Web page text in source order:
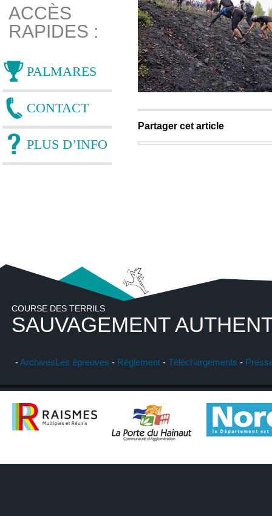
ACCÈS
RAPIDES :
PALMARES
CONTACT
PLUS D’INFO
Partager cet article
COURSE DES TERRILS
SAUVAGEMENT
-ArchivesLes épreuves - Réglement - Téléchargements -